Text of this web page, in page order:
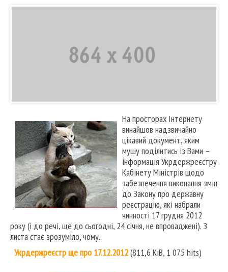
На просторах Інтернету
винайшов надзвичайно
цікавий документ, яким
мушу поділитись із Вами –
інформація Укрдержреєстру
Кабінету Міністрів щодо
забезпечення виконання змін
до Закону про державну
реєстрацію, які набрали
чинності 17 грудня 2012
року (і до речі, ще до сьогодні, 24 січня, не впроваджені). З
листа стає зрозуміло, чому.
Укрдержреєстр ще про 17.12.2012(811,6 KiB, 1 075 hits)